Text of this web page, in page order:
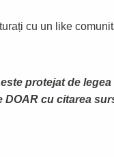
cu un like
protejat de
cu citarea